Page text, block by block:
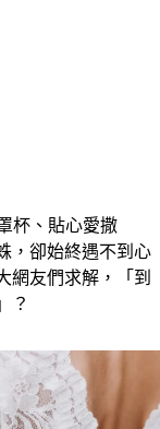
杯、貼心愛撒
，卻始終遇不到心
網友們求解，「到
？